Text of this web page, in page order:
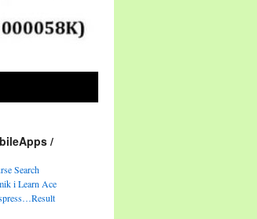
/
Search
i Learn Ace